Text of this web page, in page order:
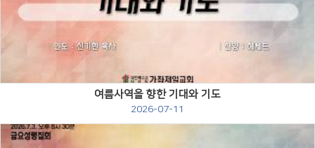
Views
여름사역을 향한 기대와 기도
2026-07-11